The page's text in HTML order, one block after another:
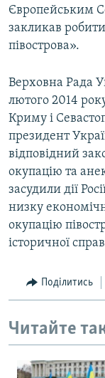
Європейським
закликав
півострова».
Верховна Рада
лютого 2014
Криму і
президент
відповідний
окупацію та
засудили дії
низку
окупацію
історичної
Поділитись
Читайте